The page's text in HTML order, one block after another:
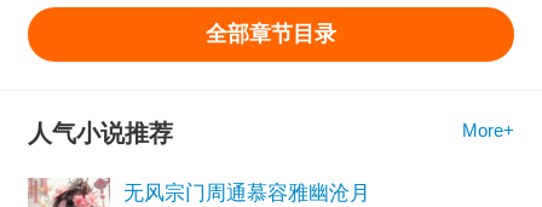
全部章节目录
人气小说推荐 More+
无风宗门周通慕容雅幽沧月